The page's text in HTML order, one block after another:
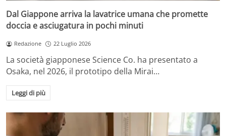
Dal Giappone arriva la lavatrice umana che promette
doccia e asciugatura in pochi minuti
Redazione 22 Luglio 2026
La società giapponese Science Co. ha presentato a
Osaka, nel 2026, il prototipo della Mirai…
Leggi di più